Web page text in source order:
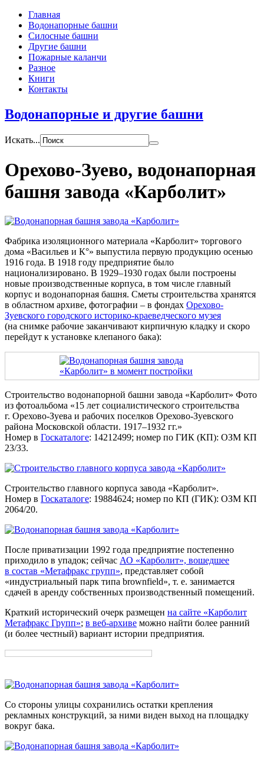
Главная
Водонапорные башни
Силосные башни
Другие башни
Пожарные каланчи
Разное
Книги
Контакты
Водонапорные и другие башни
Искать...
Орехово-Зуево, водонапорная
башня завода «Карболит»
Фабрика изоляционного материала «Карболит» торгового
дома «Васильев и К°» выпустила первую продукцию осенью
1916 года. В 1918 году предприятие было
национализировано. В 1929–1930 годах были построены
новые производственные корпуса, в том числе главный
корпус и водонапорная башня. Сметы строительства хранятся
в областном архиве, фотографии – в фондах Орехово-
Зуевского городского историко-краеведческого музея
(на снимке рабочие заканчивают кирпичную кладку и скоро
перейдут к установке клепаного бака):
Строительство водонапорной башни завода «Карболит» Фото
из фотоальбома «15 лет социалистического строительства
г. Орехово-Зуева и рабочих поселков Орехово-Зуевского
района Московской области. 1917–1932 гг.»
Номер в Госкаталоге: 14212499; номер по ГИК (КП): ОЗМ КП
23/33.
Строительство главного корпуса завода «Карболит».
Номер в Госкаталоге: 19884624; номер по КП (ГИК): ОЗМ КП
2064/20.
После приватизации 1992 года предприятие постепенно
приходило в упадок; сейчас АО «Карболит», вошедшее
в состав «Метафракс групп», представляет собой
«индустриальный парк типа brownfield», т. е. занимается
сдачей в аренду собственных производственный помещений.
Краткий исторический очерк размещен на сайте «Карболит
Метафракс Групп»; в веб-архиве можно найти более ранний
(и более честный) вариант истории предприятия.
Со стороны улицы сохранились остатки крепления
рекламных конструкций, за ними виден выход на площадку
вокруг бака.